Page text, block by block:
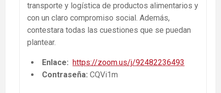
transporte y logística de productos alimentarios y
con un claro compromiso social. Además,
contestara todas las cuestiones que se puedan
plantear.
Enlace: https://zoom.us/j/92482236493
Contraseña: CQVi1m